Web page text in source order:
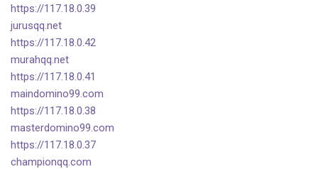
https://117.18.0.39
jurusqq.net
https://117.18.0.42
murahqq.net
https://117.18.0.41
maindomino99.com
https://117.18.0.38
masterdomino99.com
https://117.18.0.37
championqq.com